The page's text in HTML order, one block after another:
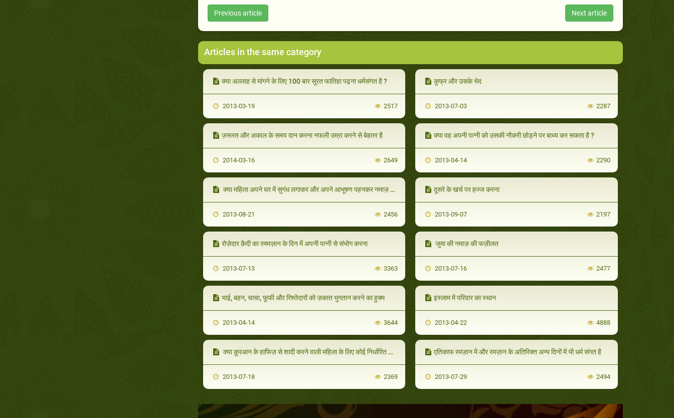
Previous article Next article
Articles in the same category
क्या अल्लाह से मांगने के लिए 100 बार सूरत फातिहा पढ़ना धर्मसंगत है ?
2013-03-19 2517
कुफ्र और उसके भेद
2013-07-03 2287
ज़रूरत और अकाल के समय दान करना नफली उम्रा करने से बेहतर है
2014-03-16 2649
क्या वह अपनी पत्नी को उसकी नौकरी छोड़ने पर बाध्य कर सकता है ?
2013-04-14 2290
क्या महिला अपने घर में सुगंध लगाकर और अपने आभूषण पहनकर नमाज़ पढ़ सकती है ?
2013-08-21 2456
दूसरे के खर्च पर हज्ज करना
2013-09-07 2197
रोज़ेदार क़ैदी का रममज़ान के दिन में अपनी पत्नी से संभोग करना
2013-07-13 3363
जुमा की नमाज़ की फज़ीलत
2013-07-16 2477
भाई, बहन, चाचा, फूफी और रिश्तेदारों को ज़कात भुगतान करने का हुक्म
2013-04-14 3644
इस्लाम में परिवार का स्थान
2013-04-22 4888
क्या क़ुरआन के हाफिज़ से शादी करने वाली महिला के लिए कोई निर्धारित अज्र व सवाब है ॽ
2013-07-18 2369
एतिकाफ रमज़ान में और रमज़ान के अतिरिक्त अन्य दिनों में भी धर्म संगत है
2013-07-29 2494